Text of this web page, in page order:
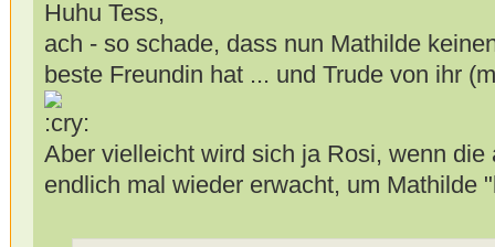
Huhu Tess,
ach - so schade, dass nun Mathilde
beste Freundin hat ... und Trude von ihr
Aber vielleicht wird sich ja Rosi, wenn
endlich mal wieder erwacht, um Mathilde